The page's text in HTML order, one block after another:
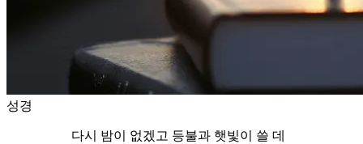
성경
다시 밤이 없겠고 등불과 햇빛이 쓸 데